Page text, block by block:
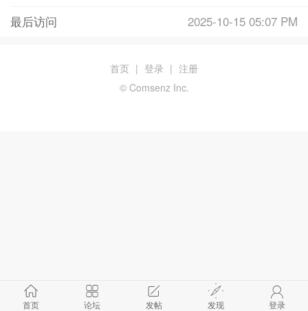
最后访问
2025-10-15 05:07 PM
首页 论坛 发帖 发现 登录
首页 | 登录 | 注册
© Comsenz Inc.